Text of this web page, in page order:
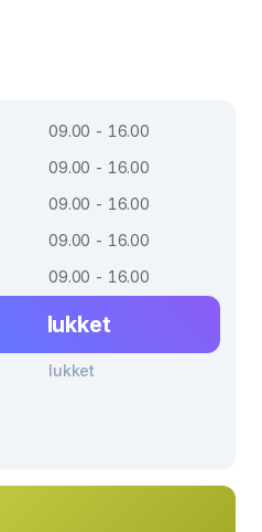
09.00 - 16.00
09.00 - 16.00
09.00 - 16.00
09.00 - 16.00
09.00 - 16.00
lukket
lukket